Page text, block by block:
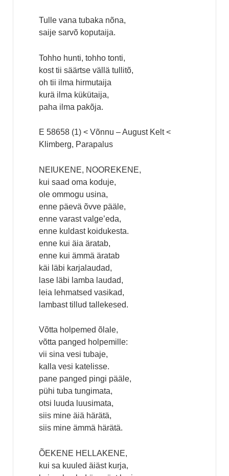
Tulle vana tubaka nõna,
saije sarvõ koputaija.
Tohho hunti, tohho tonti,
kost tii säärtse vällä tullitõ,
oh tii ilma hirmutaija
kurä ilma kükütaija,
paha ilma pakõja.
E 58658 (1) < Võnnu – August Kelt <
Klimberg, Parapalus
NEIUKENE, NOOREKENE,
kui saad oma koduje,
ole ommogu usina,
enne päevä õvve pääle,
enne varast valge’eda,
enne kuldast koidukesta.
enne kui äia äratab,
enne kui ämmä äratab
käi läbi karjalaudad,
lase läbi lamba laudad,
leia lehmatsed vasikad,
lambast tillud tallekesed.
Võtta holpemed õlale,
võtta panged holpemille:
vii sina vesi tubaje,
kalla vesi katelisse.
pane panged pingi pääle,
pühi tuba tungimata,
otsi luuda luusimata,
siis mine äiä härätä,
siis mine ämmä härätä.
ÕEKENE HELLAKENE,
kui sa kuuled äiäst kurja,